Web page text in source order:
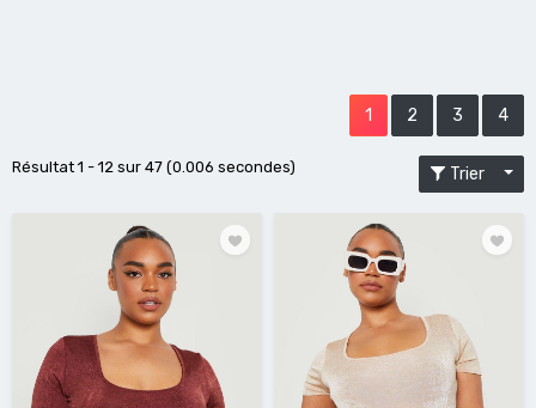
1 2 3 4
Résultat 1 - 12 sur 47 (0.006 secondes) Trier